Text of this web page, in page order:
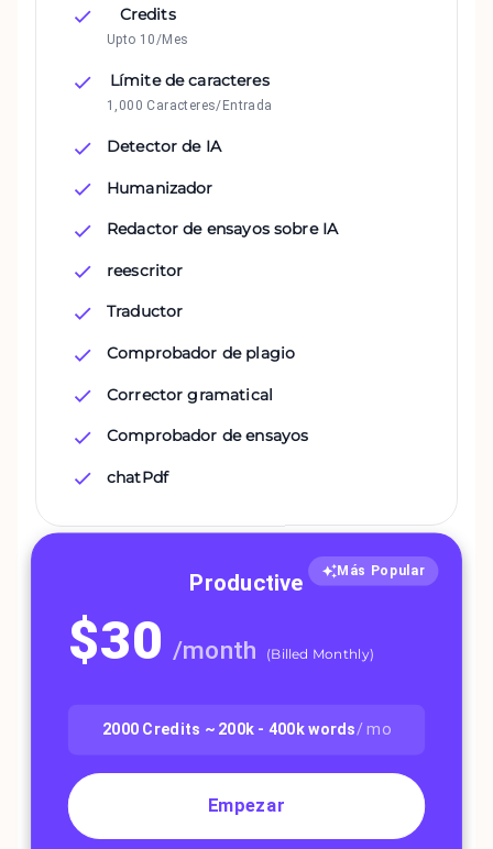
Credits
Upto 10/Mes
Límite de caracteres
1,000 Caracteres/Entrada
Detector de IA
Humanizador
Redactor de ensayos sobre IA
reescritor
Traductor
Comprobador de plagio
Corrector gramatical
Comprobador de ensayos
chatPdf
Más Popular
Productive
$30 /month (Billed Monthly)
2000 Credits ~ 200k - 400kwords/ mo
Empezar